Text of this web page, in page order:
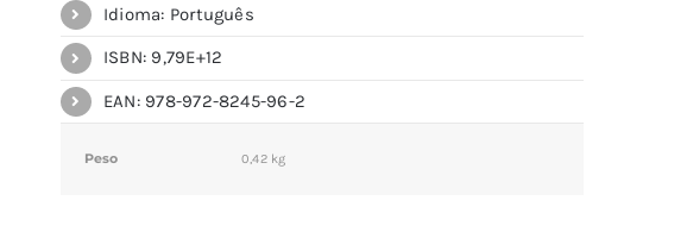
Idioma: Português
ISBN: 9,79E+12
EAN: 978-972-8245-96-2
Peso 0,42 kg